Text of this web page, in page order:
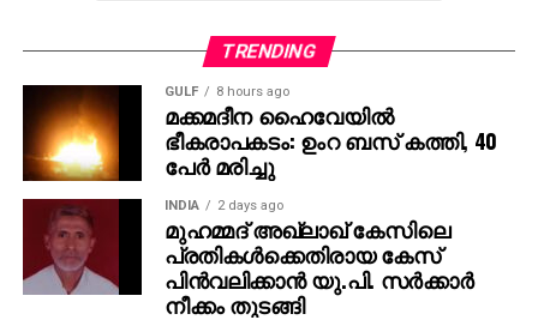
TRENDING
GULF 8 hours ago
മക്കമദീന ഹൈവേയില്‍
ഭീകരാപകടം: ഉംറ ബസ് കത്തി, 40
പേര്‍ മരിച്ചു
INDIA 2 days ago
മുഹമ്മദ് അഖ്‌ലാഖ് കേസിലെ
പ്രതികള്‍ക്കെതിരായ കേസ്
പിന്‍വലിക്കാന്‍ യു.പി. സര്‍ക്കാര്‍
നീക്കം തുടങ്ങി